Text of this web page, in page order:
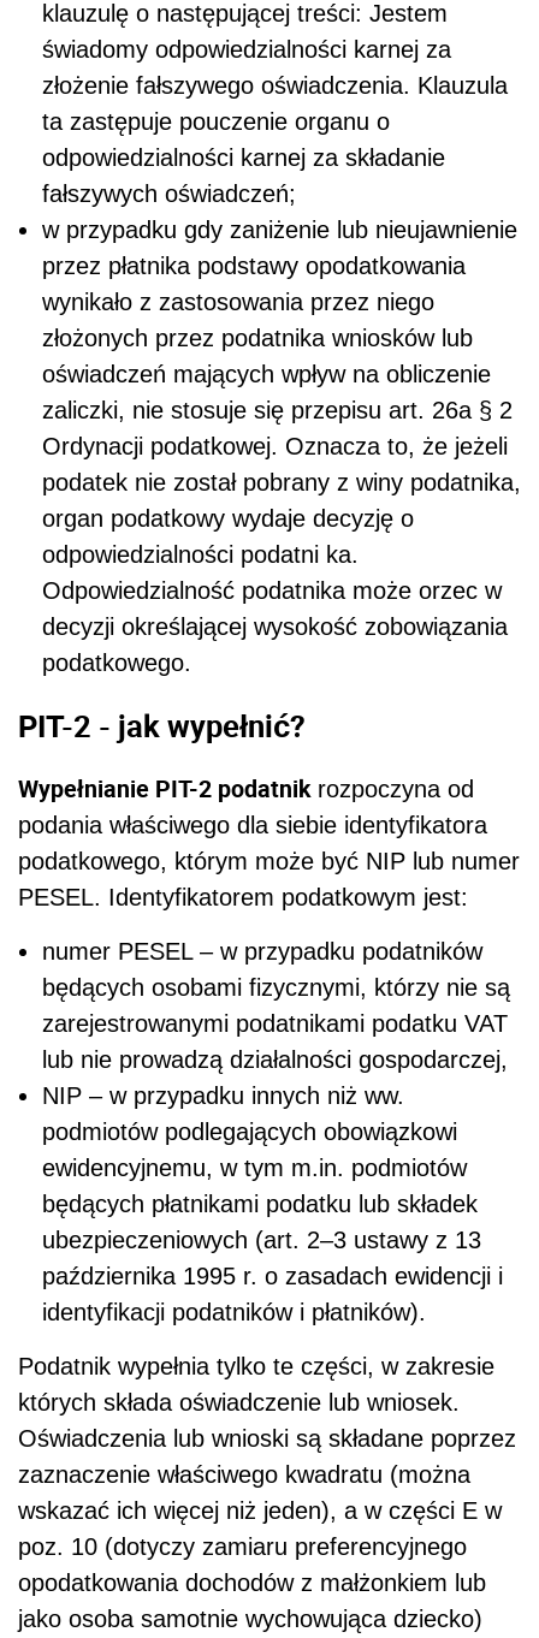
klauzulę o następującej treści: Jestem
świadomy odpowiedzialności karnej za
złożenie fałszywego oświadczenia. Klauzula
ta zastępuje pouczenie organu o
odpowiedzialności karnej za składanie
fałszywych oświadczeń;
w przypadku gdy zaniżenie lub nieujawnienie
przez płatnika podstawy opodatkowania
wynikało z zastosowania przez niego
złożonych przez podatnika wniosków lub
oświadczeń mających wpływ na obliczenie
zaliczki, nie stosuje się przepisu art. 26a § 2
Ordynacji podatkowej. Oznacza to, że jeżeli
podatek nie został pobrany z winy podatnika,
organ podatkowy wydaje decyzję o
odpowiedzialności podatni ka.
Odpowiedzialność podatnika może orzec w
decyzji określającej wysokość zobowiązania
podatkowego.
PIT-2 - jak wypełnić?
Wypełnianie PIT-2 podatnik rozpoczyna od
podania właściwego dla siebie identyfikatora
podatkowego, którym może być NIP lub numer
PESEL. Identyfikatorem podatkowym jest:
numer PESEL – w przypadku podatników
będących osobami fizycznymi, którzy nie są
zarejestrowanymi podatnikami podatku VAT
lub nie prowadzą działalności gospodarczej, 
NIP – w przypadku innych niż ww.
podmiotów podlegających obowiązkowi
ewidencyjnemu, w tym m.in. podmiotów
będących płatnikami podatku lub składek
ubezpieczeniowych (art. 2–3 ustawy z 13
października 1995 r. o zasadach ewidencji i
identyfikacji podatników i płatników).
Podatnik wypełnia tylko te części, w zakresie
których składa oświadczenie lub wniosek.
Oświadczenia lub wnioski są składane poprzez
zaznaczenie właściwego kwadratu (można
wskazać ich więcej niż jeden), a w części E w
poz. 10 (dotyczy zamiaru preferencyjnego
opodatkowania dochodów z małżonkiem lub
jako osoba samotnie wychowująca dziecko)